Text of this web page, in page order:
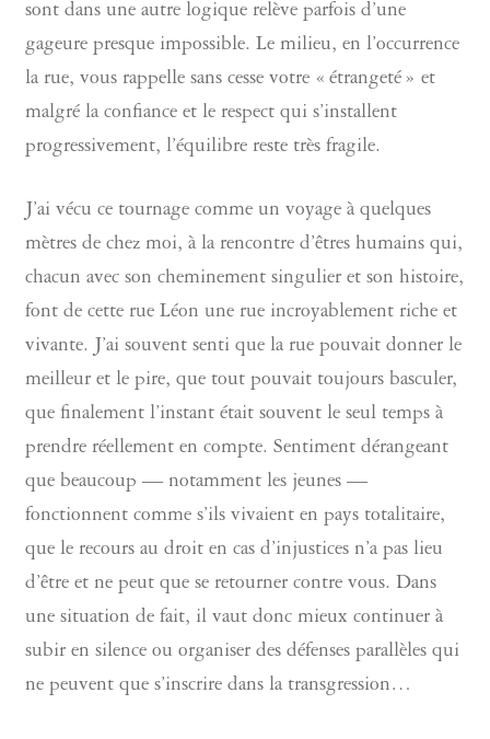
sont dans une autre logique relève parfois d’une
gageure presque impossible. Le milieu, en l’occurrence
la rue, vous rappelle sans cesse votre « étrangeté » et
malgré la confiance et le respect qui s’installent
progressivement, l’équilibre reste très fragile.
J’ai vécu ce tournage comme un voyage à quelques
mètres de chez moi, à la rencontre d’êtres humains qui,
chacun avec son cheminement singulier et son histoire,
font de cette rue Léon une rue incroyablement riche et
vivante. J’ai souvent senti que la rue pouvait donner le
meilleur et le pire, que tout pouvait toujours basculer,
que finalement l’instant était souvent le seul temps à
prendre réellement en compte. Sentiment dérangeant
que beaucoup — notamment les jeunes —
fonctionnent comme s’ils vivaient en pays totalitaire,
que le recours au droit en cas d’injustices n’a pas lieu
d’être et ne peut que se retourner contre vous. Dans
une situation de fait, il vaut donc mieux continuer à
subir en silence ou organiser des défenses parallèles qui
ne peuvent que s’inscrire dans la transgression…